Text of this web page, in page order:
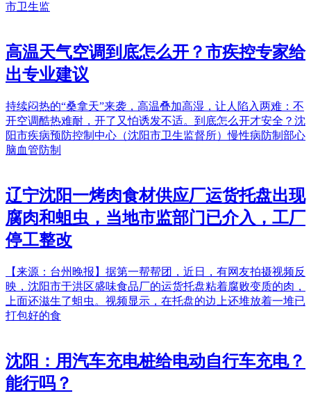
市卫生监
高温天气空调到底怎么开？​市疾控专家给
出专业建议
持续闷热的“桑拿天”来袭，高温叠加高湿，让人陷入两难：不
开空调酷热难耐，开了又怕诱发不适。到底怎么开才安全？沈
阳市疾病预防控制中心（沈阳市卫生监督所）慢性病防制部心
脑血管防制
辽宁沈阳一烤肉食材供应厂运货托盘出现
腐肉和蛆虫，当地市监部门已介入，工厂
停工整改
【来源：台州晚报】据第一帮帮团，近日，有网友拍摄视频反
映，沈阳市于洪区盛味食品厂的运货托盘粘着腐败变质的肉，
上面还滋生了蛆虫。视频显示，在托盘的边上还堆放着一堆已
打包好的食
沈阳：用汽车充电桩给电动自行车充电？
能行吗？